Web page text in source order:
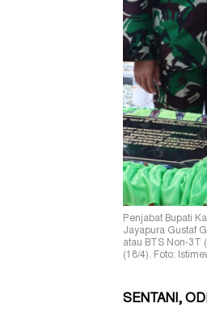
Penjabat Bupati
Jayapura Gustaf
atau BTS Non-3T
(18/4). Foto:
SENTANI,